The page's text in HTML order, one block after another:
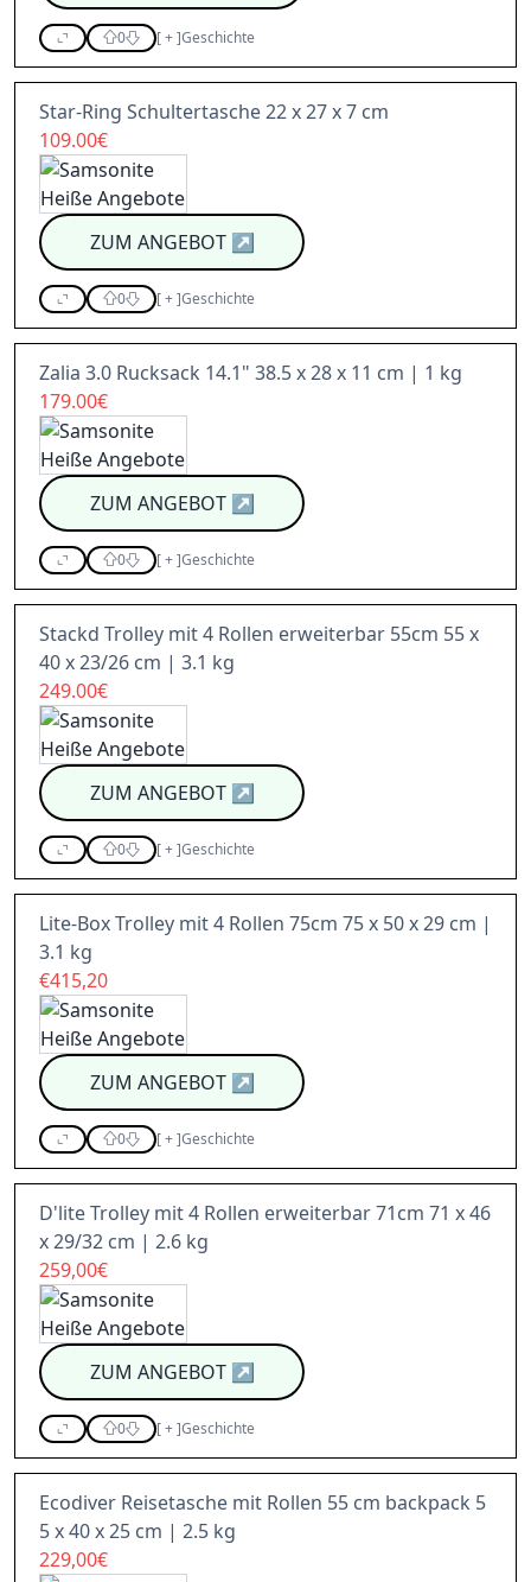
0 [+]Geschichte
Star-Ring Schultertasche 22 x 27 x 7 cm
109.00€
ZUM ANGEBOT↗
0 [+]Geschichte
Zalia 3.0 Rucksack 14.1" 38.5 x 28 x 11 cm | 1 kg
179.00€
ZUM ANGEBOT↗
0 [+]Geschichte
Stackd Trolley mit 4 Rollen erweiterbar 55cm 55 x
40 x 23/26 cm | 3.1 kg
249.00€
ZUM ANGEBOT↗
0 [+]Geschichte
Lite-Box Trolley mit 4 Rollen 75cm 75 x 50 x 29 cm |
3.1 kg
€415,20
ZUM ANGEBOT↗
0 [+]Geschichte
D'lite Trolley mit 4 Rollen erweiterbar 71cm 71 x 46
x 29/32 cm | 2.6 kg
259,00€
ZUM ANGEBOT↗
0 [+]Geschichte
Ecodiver Reisetasche mit Rollen 55 cm backpack 5
5 x 40 x 25 cm | 2.5 kg
229,00€